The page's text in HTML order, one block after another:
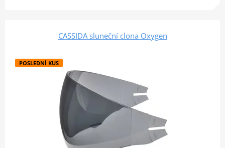
CASSIDA sluneční clona Oxygen
POSLEDNÍ KUS